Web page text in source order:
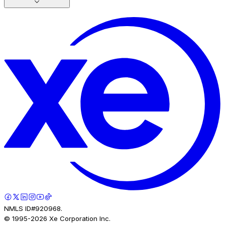
NMLS ID#920968.
© 1995-2026 Xe Corporation Inc.